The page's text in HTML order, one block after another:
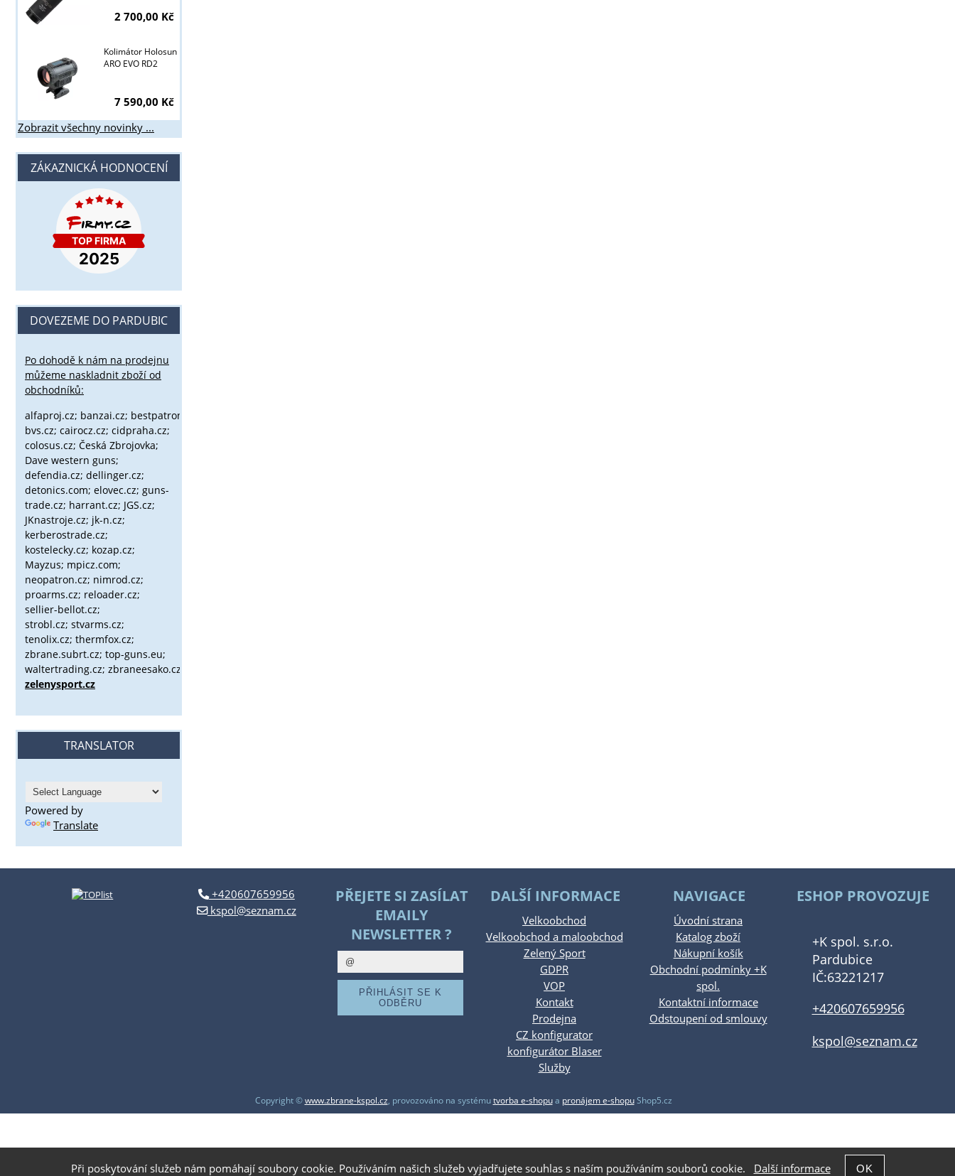
2 700,00 Kč
Kolimátor Holosun
ARO EVO RD2
7 590,00 Kč
Zobrazit všechny novinky ...
ZÁKAZNICKÁ HODNOCENÍ
DOVEZEME DO PARDUBIC
Po dohodě k nám na prodejnu
můžeme naskladnit zboží od
obchodníků:
alfaproj.cz; banzai.cz; bestpatron.eu;
bvs.cz; cairocz.cz; cidpraha.cz;
colosus.cz; Česká Zbrojovka;
Dave western guns;
defendia.cz; dellinger.cz;
detonics.com; elovec.cz; guns-
trade.cz; harrant.cz; JGS.cz;
JKnastroje.cz; jk-n.cz;
kerberostrade.cz;
kostelecky.cz; kozap.cz;
Mayzus; mpicz.com;
neopatron.cz; nimrod.cz;
proarms.cz; reloader.cz;
sellier-bellot.cz;
strobl.cz; stvarms.cz;
tenolix.cz; thermfox.cz;
zbrane.subrt.cz; top-guns.eu;
waltertrading.cz; zbraneesako.cz;
zelenysport.cz
TRANSLATOR
Powered by
Translate
+420607659956
kspol@seznam.cz
PŘEJETE SI ZASÍLAT
EMAILY
NEWSLETTER ?
DALŠÍ INFORMACE
Velkoobchod
Velkoobchod a maloobchod
Zelený Sport
GDPR
VOP
Kontakt
Prodejna
CZ konfigurator
konfigurátor Blaser
Služby
NAVIGACE
Úvodní strana
Katalog zboží
Nákupní košík
Obchodní podmínky +K
spol.
Kontaktní informace
Odstoupení od smlouvy
ESHOP PROVOZUJE
+K spol. s.r.o.
Pardubice
IČ:63221217
+420607659956
kspol@seznam.cz
Copyright ©www.zbrane-kspol.cz, provozováno na systémutvorba e-shopua pronájem e-shopuShop5.cz
Při poskytování služeb nám pomáhají soubory cookie. Používáním našich služeb vyjadřujete souhlas s naším používáním souborů cookie. Další informace